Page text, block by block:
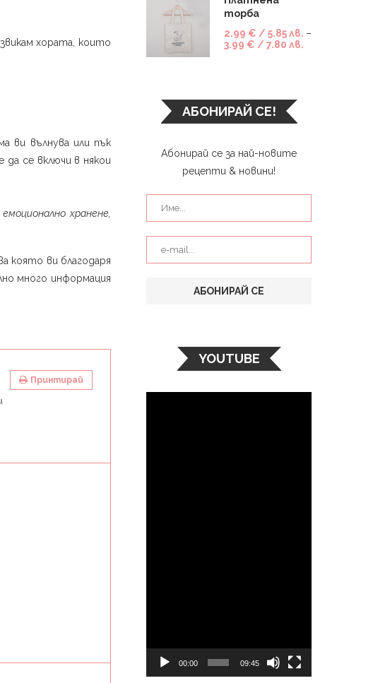
хората, които
ви вълнува или пък
се включи в някои
хранене,
която ви благодаря
много информация
Принтирай
торба
2.99 € / 5.85 лв. –
3.99 € / 7.80 лв.
АБОНИРАЙ СЕ!
Абонирай се за най-новите
рецепти & новини!
YOUTUBE
00:00 09:45